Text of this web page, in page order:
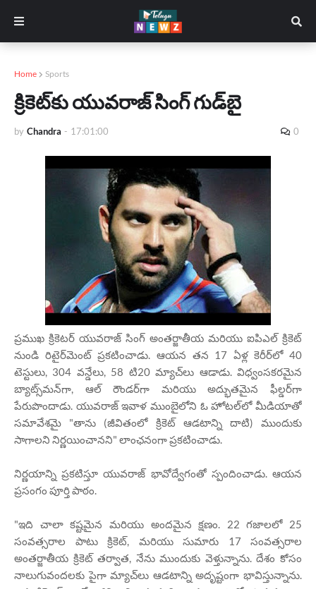
Home Sports
క్రికెట్‌కు యువరాజ్‌ సింగ్‌ గుడ్‌బై
by Chandra - 17:01:00 0
ప్రముఖ క్రికెటర్ యువరాజ్ సింగ్ అంతర్జాతీయ మరియు ఐపిఎల్ క్రికెట్‌
నుండి రిటైర్‌మెంట్ ప్రకటించాడు. ఆయన తన 17 ఏళ్ల కెరీర్‌లో 40
టెస్టులు, 304 వన్డేలు, 58 టి20 మ్యాచ్‌లు ఆడాడు. విధ్వంసకరమైన
బ్యాట్స్‌మన్‌గా, ఆల్ రౌండర్‌గా మరియు అద్భుతమైన ఫీల్డర్‌గా
పేరుపొందాడు. యువరాజ్ ఇవాళ ముంబైలోని ఓ హోటల్‌లో మీడియాతో
సమావేశమై "తాను (జీవితంలో క్రికెట్‌ ఆడటాన్ని దాటి) ముందుకు
సాగాలని నిర్ణయించానని" లాంఛనంగా ప్రకటించాడు.
నిర్ణయాన్ని ప్రకటిస్తూ యువరాజ్ భావోద్వేగంతో స్పందించాడు. ఆయన
ప్రసంగం పూర్తి పాఠం.
"ఇది చాలా కష్టమైన మరియు అందమైన క్షణం. 22 గజాలలో 25
సంవత్సరాల పాటు క్రికెట్, మరియు సుమారు 17 సంవత్సరాల
అంతర్జాతీయ క్రికెట్ తర్వాత, నేను ముందుకు వెళ్తున్నాను. దేశం కోసం
నాలుగువందలకు పైగా మ్యాచ్‌లు ఆడటాన్ని అదృష్టంగా భావిస్తున్నాను.